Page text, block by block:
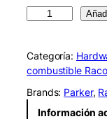
o
r
R
K
Categoría:
combustible
Brands: Parker,
Información